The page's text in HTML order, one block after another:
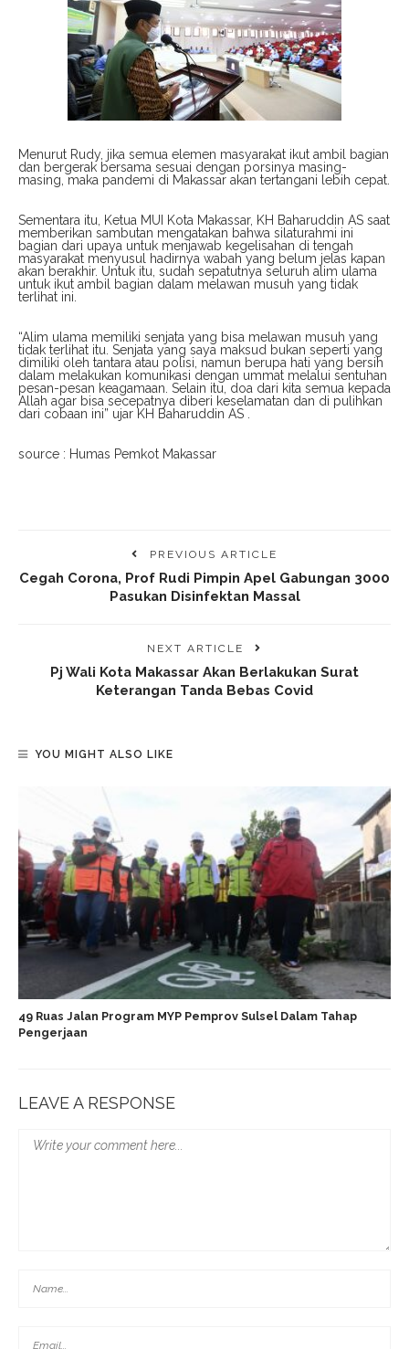
Menurut Rudy, jika semua elemen masyarakat ikut ambil bagian
dan bergerak bersama sesuai dengan porsinya masing-
masing, maka pandemi di Makassar akan tertangani lebih cepat.
Sementara itu, Ketua MUI Kota Makassar, KH Baharuddin AS saat
memberikan sambutan mengatakan bahwa silaturahmi ini
bagian dari upaya untuk menjawab kegelisahan di tengah
masyarakat menyusul hadirnya wabah yang belum jelas kapan
akan berakhir. Untuk itu, sudah sepatutnya seluruh alim ulama
untuk ikut ambil bagian dalam melawan musuh yang tidak
terlihat ini.
“Alim ulama memiliki senjata yang bisa melawan musuh yang
tidak terlihat itu. Senjata yang saya maksud bukan seperti yang
dimiliki oleh tantara atau polisi, namun berupa hati yang bersih
dalam melakukan komunikasi dengan ummat melalui sentuhan
pesan-pesan keagamaan. Selain itu, doa dari kita semua kepada
Allah agar bisa secepatnya diberi keselamatan dan di pulihkan
dari cobaan ini” ujar KH Baharuddin AS .
source : Humas Pemkot Makassar
PREVIOUS ARTICLE
Cegah Corona, Prof Rudi Pimpin Apel Gabungan 3000
Pasukan Disinfektan Massal
NEXT ARTICLE
Pj Wali Kota Makassar Akan Berlakukan Surat
Keterangan Tanda Bebas Covid
YOU MIGHT ALSO LIKE
49 Ruas Jalan Program MYP Pemprov Sulsel Dalam Tahap
Pengerjaan
LEAVE A RESPONSE